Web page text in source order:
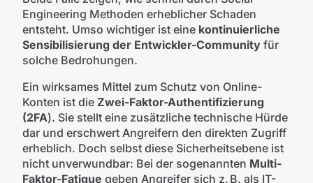
Engineering Methoden erheblicher Schaden
entsteht. Umso wichtiger ist eine kontinuierliche
Sensibilisierung der Entwickler-Communityfür
solche Bedrohungen.
Ein wirksames Mittel zum Schutz von Online-
Konten ist die Zwei-Faktor-Authentifizierung
(2FA). Sie stellt eine zusätzliche technische Hürde
dar und erschwert Angreifern den direkten Zugriff
erheblich. Doch selbst diese Sicherheitsebene ist
nicht unverwundbar: Bei der sogenannten Multi-
Faktor-Fatigue geben Angreifer sich z. B. als IT-